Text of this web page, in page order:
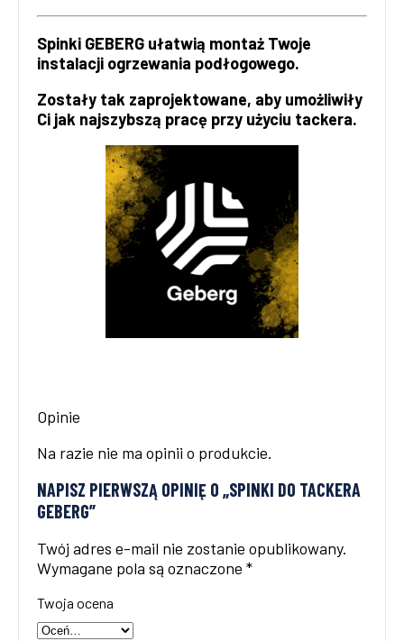
Spinki GEBERG ułatwią montaż Twoje
instalacji ogrzewania podłogowego.
Zostały tak zaprojektowane, aby umożliwiły
Ci jak najszybszą pracę przy użyciu tackera.
Opinie
Na razie nie ma opinii o produkcie.
NAPISZ PIERWSZĄ OPINIĘ O „SPINKI DO TACKERA
GEBERG”
Twój adres e-mail nie zostanie opublikowany.
Wymagane pola są oznaczone *
Twoja ocena